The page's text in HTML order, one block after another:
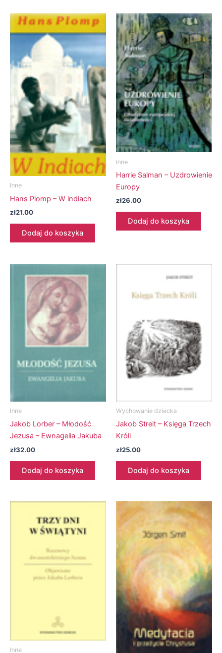
Inne
Hans Plomp – W indiach
zł21.00
Dodaj do koszyka
Inne
Harrie Salman – Uzdrowienie
Europy
zł26.00
Dodaj do koszyka
Inne
Jakob Lorber – Młodość
Jezusa – Ewnagelia Jakuba
zł32.00
Dodaj do koszyka
Wychowanie dziecka
Jakob Streit – Księga Trzech
Króli
zł25.00
Dodaj do koszyka
Inne